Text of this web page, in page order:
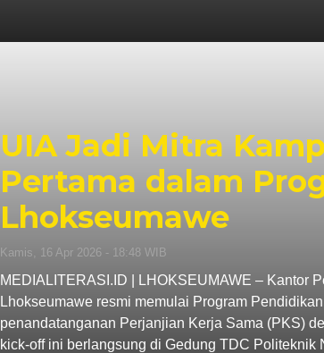
UIA Jadi Mitra
Pertama dalam
Lhokseumawe
Kamis, 16 Apr 2026 - 18:48 WIB
MEDIALITERASI.ID | LHOKSEUMAWE – Kantor
Lhokseumawe resmi memulai Program
penandatanganan Perjanjian Kerja Sama (PKS)
kick-off ini berlangsung di Gedung TDC